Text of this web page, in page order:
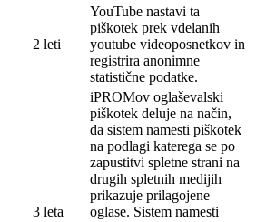
2 leti
YouTube nastavi ta
piškotek prek vdelanih
youtube videoposnetkov in
registrira anonimne
statistične podatke.
3 leta
iPROMov oglaševalski
piškotek deluje na način,
da sistem namesti piškotek
na podlagi katerega se po
zapustitvi spletne strani na
drugih spletnih medijih
prikazuje prilagojene
oglase. Sistem namesti